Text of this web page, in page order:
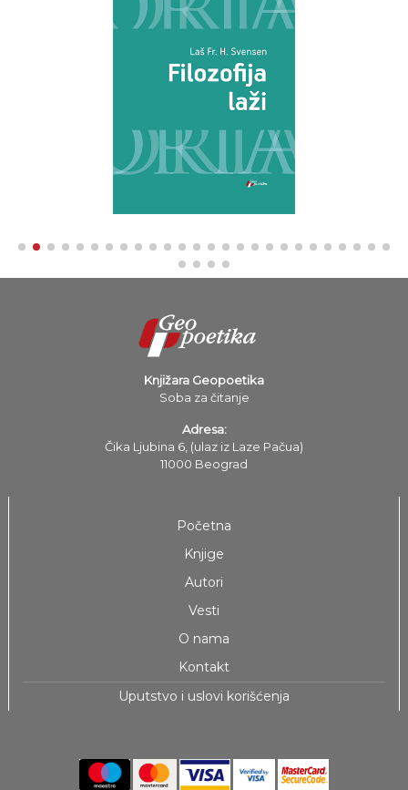
Knjižara Geopoetika
Soba za čitanje
Adresa:
Čika Ljubina 6, (ulaz iz Laze Pačua)
11000 Beograd
Početna
Knjige
Autori
Vesti
O nama
Kontakt
Uputstvo i uslovi korišćenja